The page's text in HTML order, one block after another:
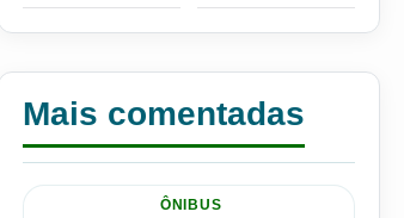
Mais comentadas
ÔNIBUS